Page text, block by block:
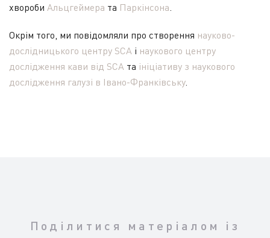
хвороби Альцгеймера та Паркінсона.
Окрім того, ми повідомляли про створення науково-
дослідницького центру SCA і наукового центру
дослідження кави від SCA та ініціативу з наукового
дослідження галузі в Івано-Франківську.
Поділитися матеріалом із